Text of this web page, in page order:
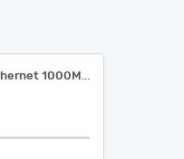
Адаптер USB 3.0 AM to RJ45 Ethernet 1000Mbps Gembird (NIC-U3-02) або еквівалент